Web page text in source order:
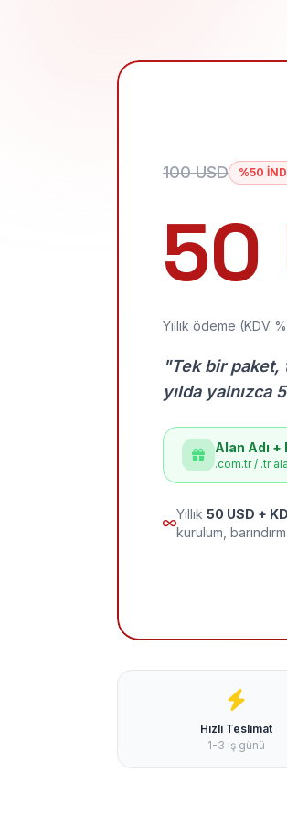
100 USD %50
50
Yıllık ödeme (KDV
"Tek bir
yılda yalnızca
Alan Adı
.com.tr / .tr
Yıllık 50 USD +
kurulum,
Hızlı Teslimat
1-3 iş günü